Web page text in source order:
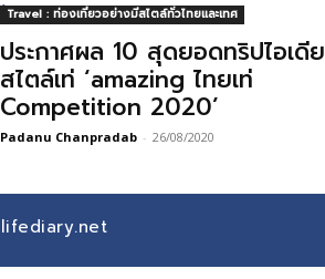
Travel : ท่องเที่ยวอย่างมีสไตล์ทั่วไทยและเทศ
ประกาศผล 10 สุดยอดทริปไอเดีย
สไตล์เท่ ‘amazing ไทยเท่
Competition 2020’
Padanu Chanpradab - 26/08/2020
lifediary.net